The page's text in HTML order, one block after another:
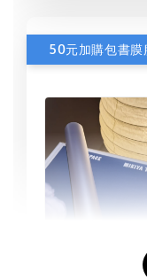
50元加購包書膜